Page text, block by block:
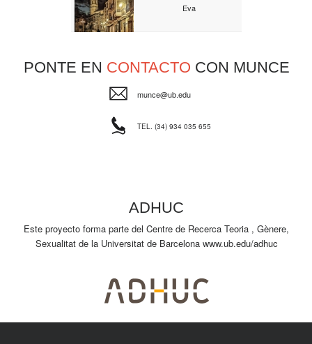
Eva
PONTE EN CONTACTO CON MUNCE
munce@ub.edu
TEL. (34) 934 035 655
ADHUC
Este proyecto forma parte del Centre de Recerca Teoria , Gènere,
Sexualitat de la Universitat de Barcelona www.ub.edu/adhuc